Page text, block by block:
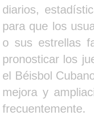
diarios,
para que los
o sus estrellas
pronosticar los
el Béisbol
mejora y
frecuentemente.